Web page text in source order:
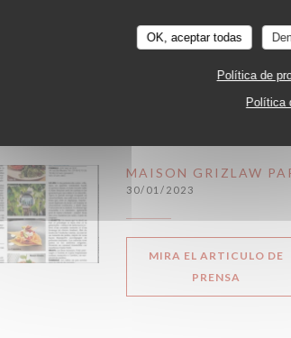
OK, aceptar todas
Política de
Política
MIRA EL ARTICULO DE
PRENSA((ABRE
MAISON GRIZLAW
30/01/2023
MIRA EL ARTICULO DE
PRENSA